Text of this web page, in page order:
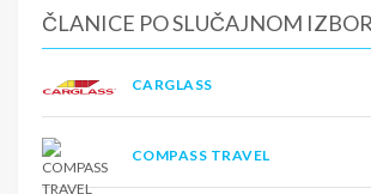
ČLANICE PO SLUČAJNOM
CARGLASS
COMPASS TRAVEL